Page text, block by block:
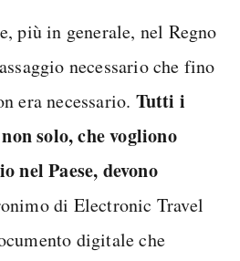
più in generale, nel Regno
necessario che fino
era necessario. Tutti i
solo, che vogliono
nel Paese, devono
di Electronic Travel
digitale che